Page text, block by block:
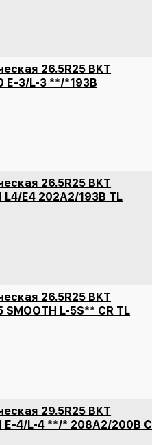
26.5R25 BKT
E-3/L-3 **/*193B
26.5R25 BKT
L4/E4 202A2/193B TL
26.5R25 BKT
SMOOTH L-5S** CR TL
29.5R25 BKT
E-4/L-4 **/* 208A2/200B